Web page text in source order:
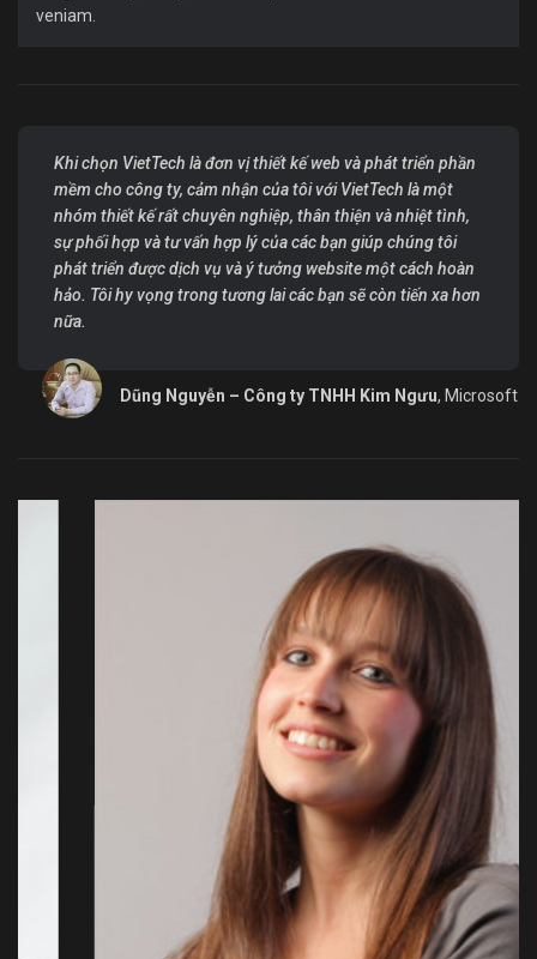
veniam.
Khi chọn VietTech là đơn vị thiết kế web và phát triển phần
mềm cho công ty, cảm nhận của tôi với VietTech là một
nhóm thiết kế rất chuyên nghiệp, thân thiện và nhiệt tình,
sự phối hợp và tư vấn hợp lý của các bạn giúp chúng tôi
phát triển được dịch vụ và ý tưởng website một cách hoàn
hảo. Tôi hy vọng trong tương lai các bạn sẽ còn tiến xa hơn
nữa.
Dũng Nguyễn – Công ty TNHH Kim Ngưu, Microsoft